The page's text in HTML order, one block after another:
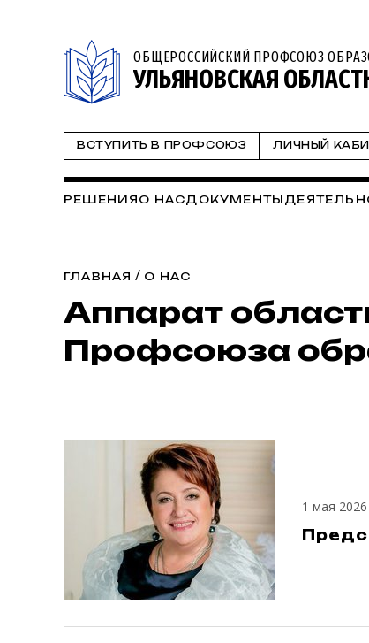
ОБЩЕРОССИЙСКИЙ ПРОФСОЮЗ
УЛЬЯНОВСКАЯ
ВСТУПИТЬ В ПРОФСОЮЗ ЛИЧНЫЙ
РЕШЕНИЯ О НАСДОКУМЕНТЫ
ГЛАВНАЯ / О НАС
Аппарат
Профсоюза
1 мая 2026